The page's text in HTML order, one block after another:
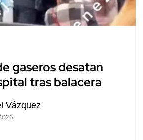
gaseros desatan
tras balacera
Vázquez